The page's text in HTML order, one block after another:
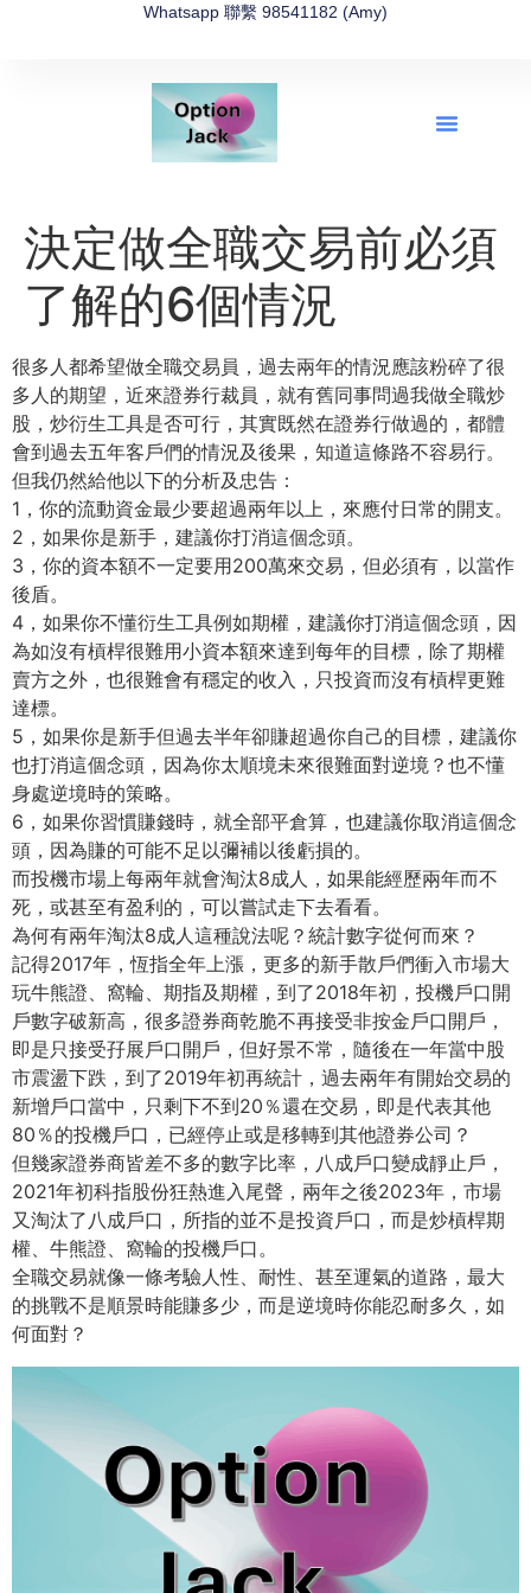
Whatsapp 聯繫 98541182 (Amy)
決定做全職交易前必須
了解的6個情況
很多人都希望做全職交易員， 過去兩年的情況應該粉碎了很
多人的期望，近來證券行裁員， 就有舊同事問過我做全職炒
股，炒衍生工具是否可行， 其實既然在證券行做過的，都體
會到過去五年客戶們的情況及後果， 知道這條路不容易行。
但我仍然給他以下的分析及忠告：
1，你的流動資金最少要超過兩年以上，來應付日常的開支。
2，如果你是新手，建議你打消這個念頭。
3，你的資本額不一定要用200萬來交易，但必須有， 以當作
後盾。
4，如果你不懂衍生工具例如期權，建議你打消這個念頭， 因
為如沒有槓桿很難用小資本額來達到每年的目標， 除了期權
賣方之外，也很難會有穩定的收入， 只投資而沒有槓桿更難
達標。
5，如果你是新手但過去半年卻賺超過你自己的目標， 建議你
也打消這個念頭，因為你太順境未來很難面對逆境？ 也不懂
身處逆境時的策略。
6，如果你習慣賺錢時，就全部平倉算，也建議你取消這個念
頭， 因為賺的可能不足以彌補以後虧損的。
而投機市場上每兩年就會淘汰8成人，如果能經歷兩年而不
死， 或甚至有盈利的，可以嘗試走下去看看。
為何有兩年淘汰8成人這種說法呢？統計數字從何而來？
記得2017年，恆指全年上漲， 更多的新手散戶們衝入市場大
玩牛熊證、窩輪、期指及期權， 到了2018年初，投機戶口開
戶數字破新高， 很多證券商乾脆不再接受非按金戶口開戶，
即是只接受孖展戶口開戶，但好景不常， 隨後在一年當中股
市震盪下跌，到了2019年初再統計， 過去兩年有開始交易的
新增戶口當中，只剩下不到20％還在交易， 即是代表其他
80％的投機戶口， 已經停止或是移轉到其他證券公司？
但幾家證券商皆差不多的數字比率，八成戶口變成靜止戶，
2021年初科指股份狂熱進入尾聲，兩年之後2023年， 市場
又淘汰了八成戶口，所指的並不是投資戶口，而是炒槓桿期
權、 牛熊證、窩輪的投機戶口。
全職交易就像一條考驗人性、耐性、甚至運氣的道路， 最大
的挑戰不是順景時能賺多少，而是逆境時你能忍耐多久， 如
何面對？